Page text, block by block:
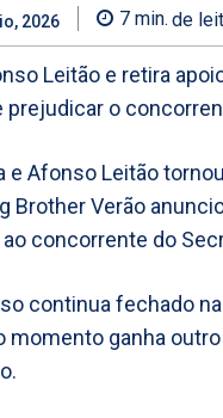
2026 7 min. de
Leitão e retira
o
e Afonso Leitão
Brother Verão
concorrente do
continua fechado
momento ganha